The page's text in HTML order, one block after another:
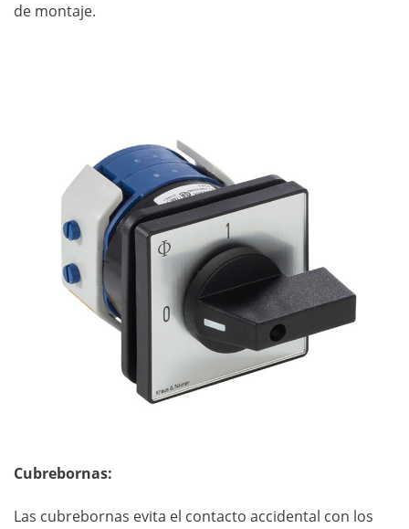
de montaje.
Cubrebornas:
Las cubrebornas evita el contacto accidental con los